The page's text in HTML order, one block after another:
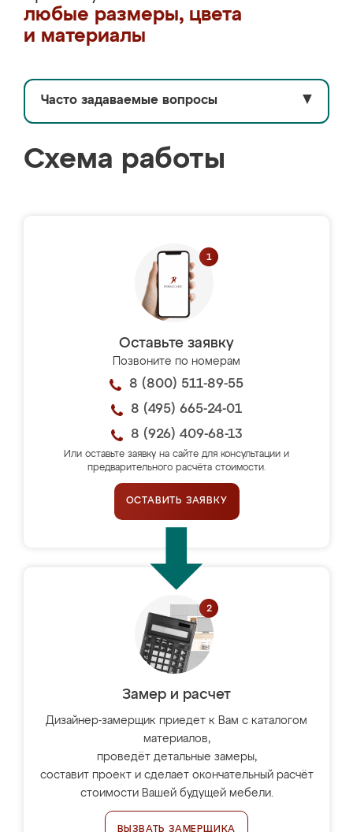
любые размеры, цвета
и материалы
Часто задаваемые вопросы ▼
Схема работы
Оставьте заявку
Позвоните по номерам
8 (800) 511-89-55
8 (495) 665-24-01
8 (926) 409-68-13
Или оставьте заявку на сайте для консультации и
предварительного расчёта стоимости.
ОСТАВИТЬ ЗАЯВКУ
Замер и расчет
Дизайнер-замерщик приедет к Вам с каталогом
материалов,
проведёт детальные замеры,
составит проект и сделает окончательный расчёт
стоимости Вашей будущей мебели.
ВЫЗВАТЬ ЗАМЕРЩИКА